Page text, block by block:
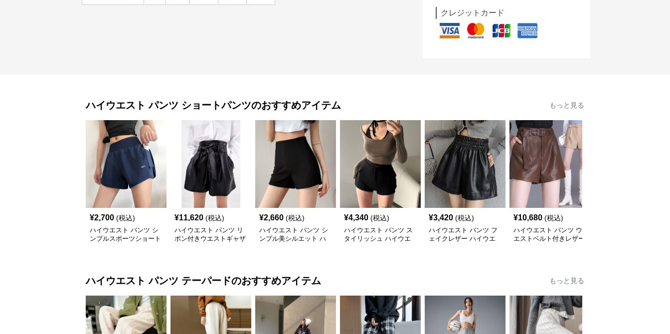
クレジットカード
ハイウエスト パンツ ショートパンツのおすすめアイテム もっと見る
¥2,700 (税込)
ハイウエスト パンツ シ
ンプルスポーツショート
¥11,620 (税込)
ハイウエスト パンツ リ
ボン付きウエストギャザ
¥2,660 (税込)
ハイウエスト パンツ シ
ンプル美シルエット ハ
¥4,340 (税込)
ハイウエスト パンツ ス
タイリッシュ ハイウエ
¥3,420 (税込)
ハイウエスト パンツ フ
ェイクレザー ハイウエ
¥10,680 (税込)
ハイウエスト パンツ ウ
エストベルト付きレザー
ハイウエスト パンツ テーパードのおすすめアイテム もっと見る